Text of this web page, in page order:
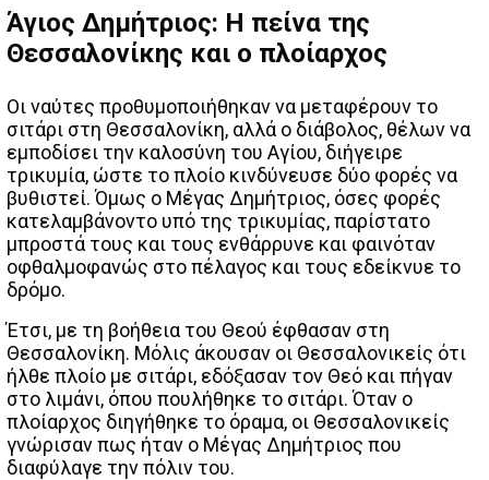
Άγιος Δημήτριος: Η πείνα της
Θεσσαλονίκης και ο πλοίαρχος
Οι ναύτες προθυμοποιήθηκαν να μεταφέρουν το
σιτάρι στη Θεσσαλονίκη, αλλά ο διάβολος, θέλων να
εμποδίσει την καλοσύνη του Αγίου, διήγειρε
τρικυμία, ώστε το πλοίο κινδύνευσε δύο φορές να
βυθιστεί. Όμως ο Μέγας Δημήτριος, όσες φορές
κατελαμβάνοντο υπό της τρικυμίας, παρίστατο
μπροστά τους και τους ενθάρρυνε και φαινόταν
οφθαλμοφανώς στο πέλαγος και τους εδείκνυε το
δρόμο.
Έτσι, με τη βοήθεια του Θεού έφθασαν στη
Θεσσαλονίκη. Μόλις άκουσαν οι Θεσσαλονικείς ότι
ήλθε πλοίο με σιτάρι, εδόξασαν τον Θεό και πήγαν
στο λιμάνι, όπου πουλήθηκε το σιτάρι. Όταν ο
πλοίαρχος διηγήθηκε το όραμα, οι Θεσσαλονικείς
γνώρισαν πως ήταν ο Μέγας Δημήτριος που
διαφύλαγε την πόλιν του.